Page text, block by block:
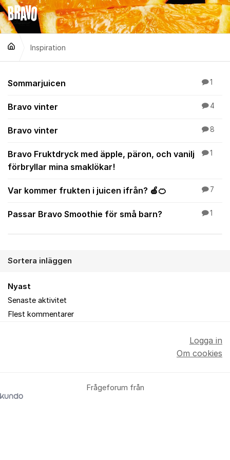
Hoppa till innehåll
Inspiration
Inspiration
Sommarjuicen 1
Bravo vinter 4
Bravo vinter 8
Bravo Fruktdryck med äpple, päron, och vanilj
förbryllar mina smaklökar!
1
Var kommer frukten i juicen ifrån? 🍏🍊 7
Passar Bravo Smoothie för små barn? 1
Sortera inläggen
Nyast
Senaste aktivitet
Flest kommentarer
Frågeforum från
Logga in
Om cookies